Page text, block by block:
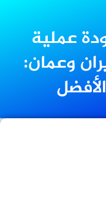
عملية
وعمان: